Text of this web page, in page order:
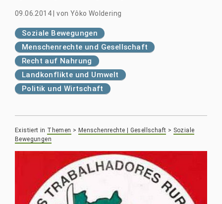
09.06.2014 |von Yôko Woldering
Soziale Bewegungen
Menschenrechte und Gesellschaft
Recht auf Nahrung
Landkonflikte und Umwelt
Politik und Wirtschaft
Existiert in Themen > Menschenrechte | Gesellschaft > Soziale
Bewegungen